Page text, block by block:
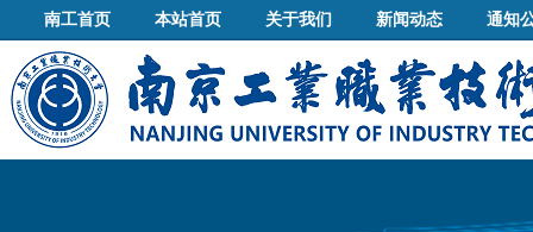
南工首页 本站首页 关于我们 新闻动态 通知